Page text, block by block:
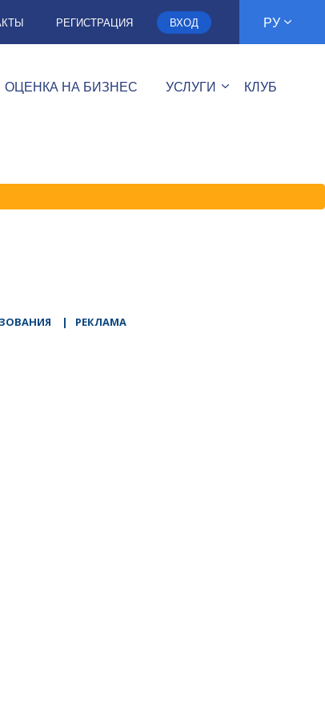
РЕГИСТРАЦИЯ ВХОД РУ
ОЦЕНКА НА БИЗНЕС УСЛУГИ КЛУБ
| РЕКЛАМА